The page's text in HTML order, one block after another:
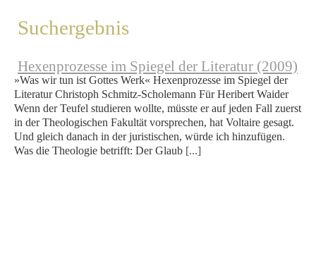
Suchergebnis
Hexenprozesse im Spiegel der Literatur (2009)
»Was wir tun ist Gottes Werk« Hexenprozesse im Spiegel der
Literatur Christoph Schmitz-Scholemann Für Heribert Waider
Wenn der Teufel studieren wollte, müsste er auf jeden Fall zuerst
in der Theologischen Fakultät vorsprechen, hat Voltaire gesagt.
Und gleich danach in der juristischen, würde ich hinzufügen.
Was die Theologie betrifft: Der Glaub [...]